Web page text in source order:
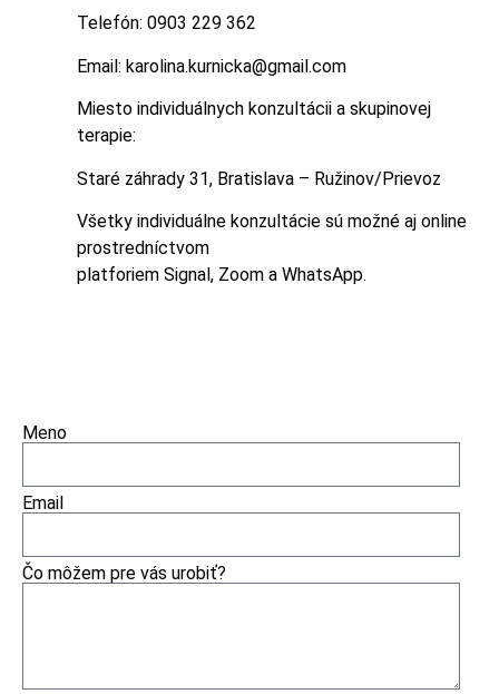
Telefón: 0903 229 362
Email: karolina.kurnicka@gmail.com
Miesto individuálnych konzultácii a skupinovej
terapie:
Staré záhrady 31, Bratislava – Ružinov/Prievoz
Všetky individuálne konzultácie sú možné aj online
prostredníctvom
platforiem Signal, Zoom a WhatsApp.
Meno
Email
Čo môžem pre vás urobiť?